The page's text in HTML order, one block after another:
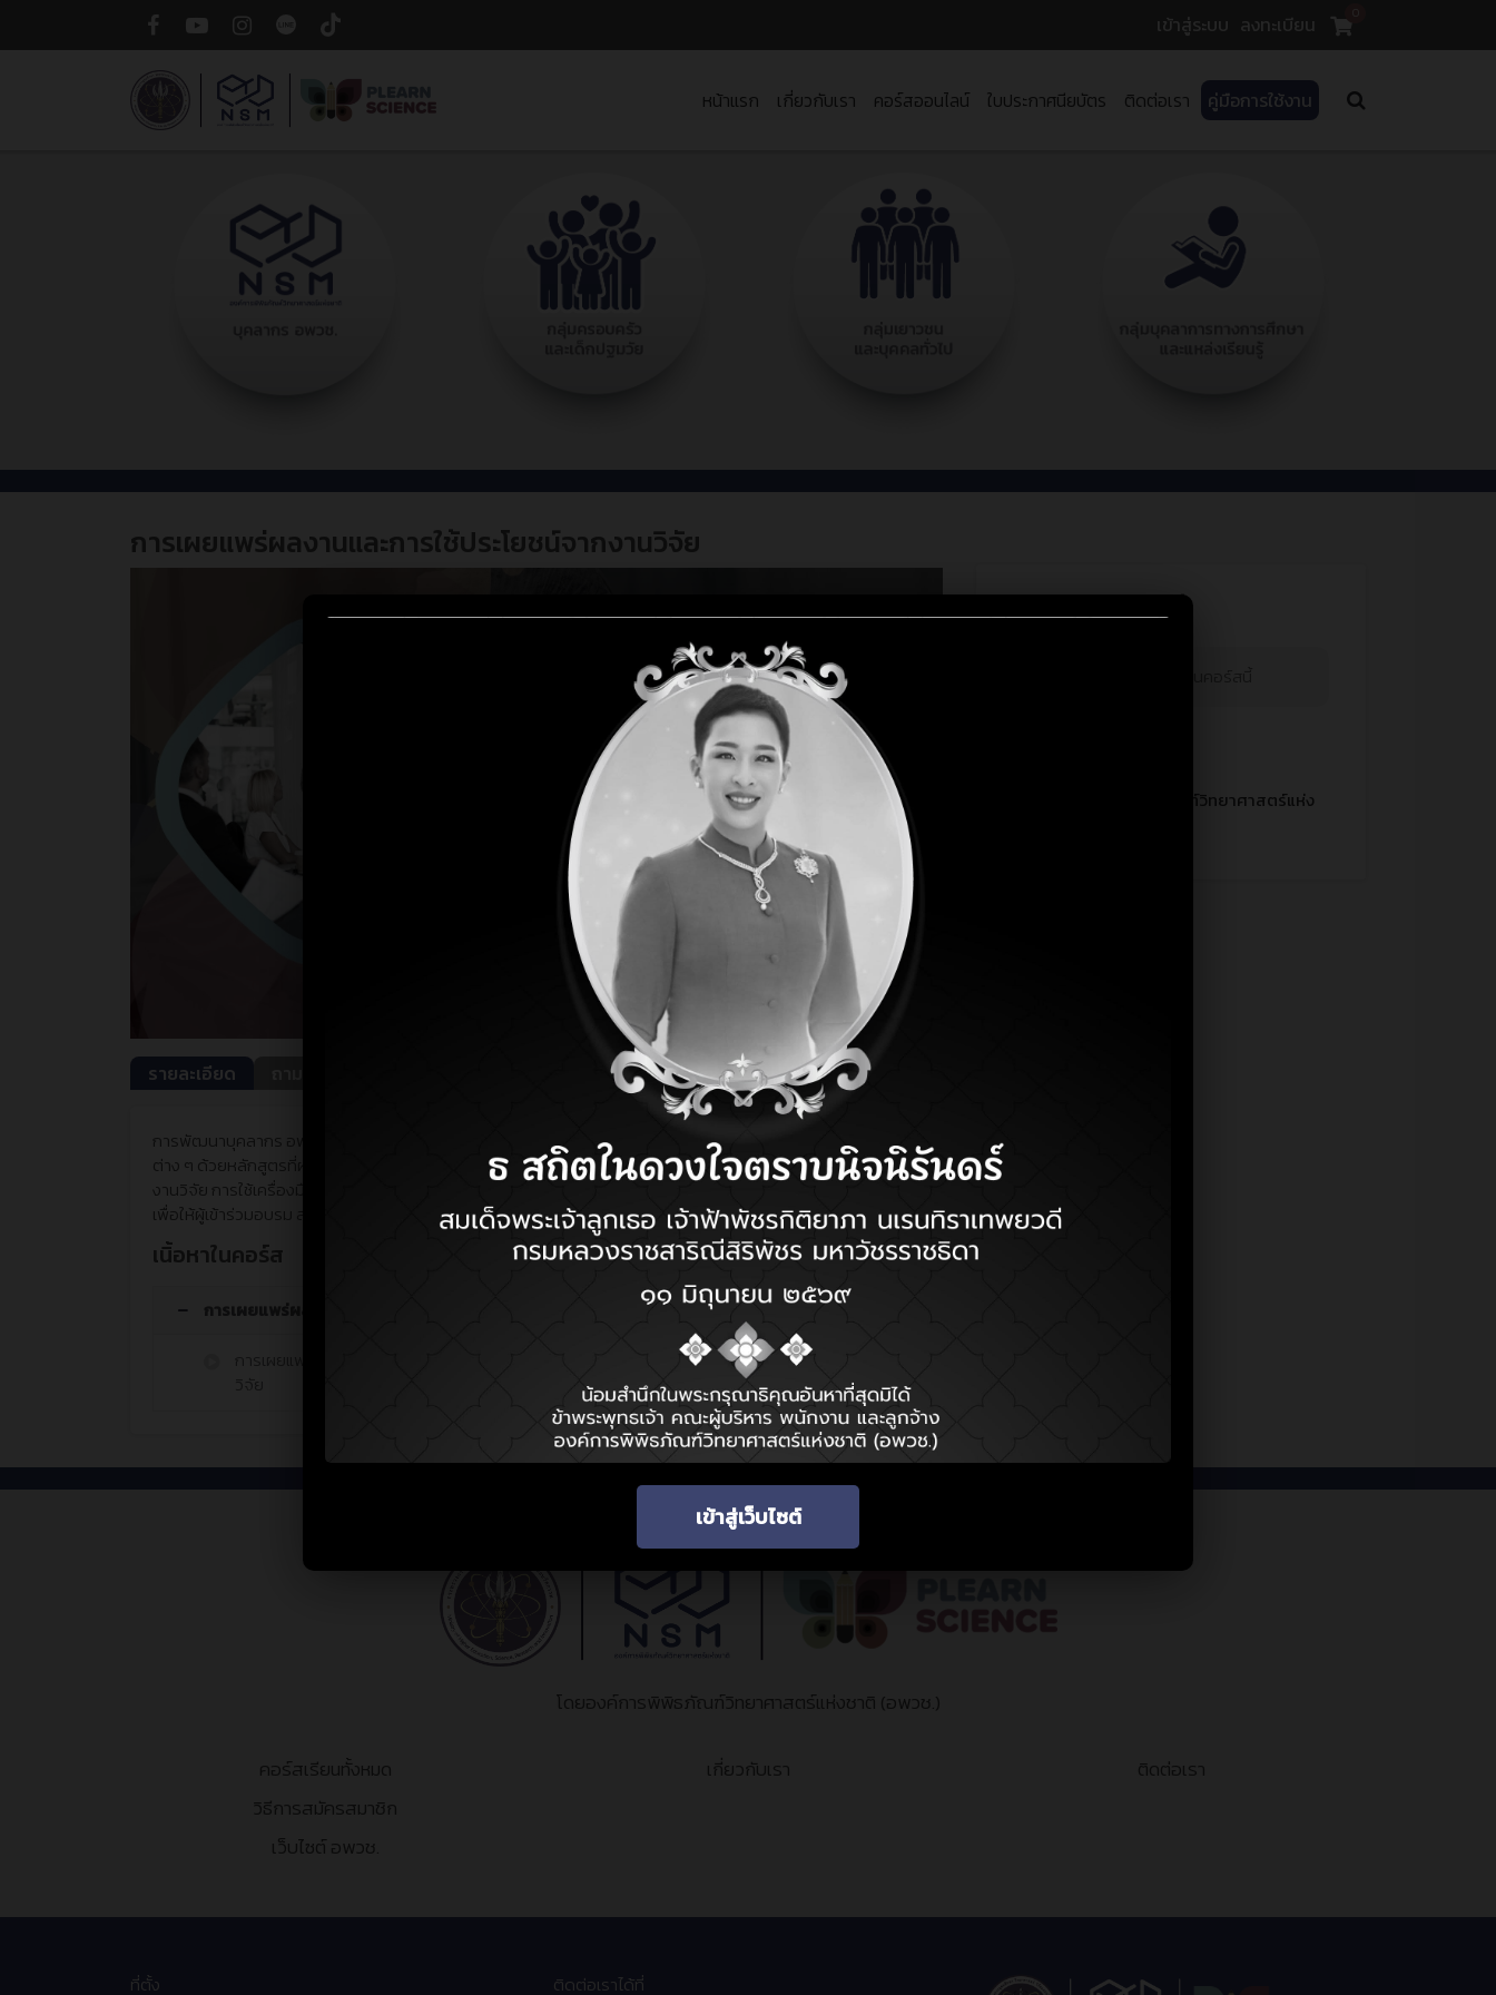
เข้าสู่เว็บไซต์
เข้าสู่ระบบ ลงทะเบียน
หน้าแรก เกี่ยวกับเรา คอร์สออนไลน์ ใบประกาศนียบัตร ติดต่อเรา คู่มือการใช้งาน
การเผยแพร่ผลงานและการใช้ประโยชน์จากงานวิจัย
รายละเอียด
การพัฒนาบุคลากร อพวช. ให้มีความพร้อมในการทำวิจัย ถือเป็นภารกิจที่สำคัญ เพื่อส่งเสริมการทำงานวิจัยในด้าน
ต่าง ๆ ด้วยหลักสูตรที่ผ่านการสำรวจความต้องการเบื้องต้นของนักวิจัย เช่นการเขียนโครงการเพื่อขอทุนสนับสนุน
งานวิจัย การใช้เครื่องมือเพื่อวิเคราะห์ข้อมูลทางสถิติ และประสบการณ์จากวิทยากรเพื่อสร้างแรงบันดาลใจ เป็นต้น
เพื่อให้ผู้เข้าร่วมอบรม สามารถนำความรู้ที่ได้มาประยุกต์ใช้ในงานวิจัยของตนให้เกิดประโยชน์ต่อไป
เนิ้อหาในคอร์ส
การเผยแพร่ผลงานและการใช้ประโยชน์จากงานวิจัย
ฟรี
องค์การพิพิธภัณฑ์วิทยาศาสตร์แห่ง
โดยองค์การพิพิธภัณฑ์วิทยาศาสตร์แห่งชาติ (อพวช.)
คอร์สเรียนทั้งหมด
วิธีการสมัครสมาชิก
เว็บไซต์ อพวช.
เกี่ยวกับเรา ติดต่อเรา
ที่ตั้ง ติดต่อเราได้ที่